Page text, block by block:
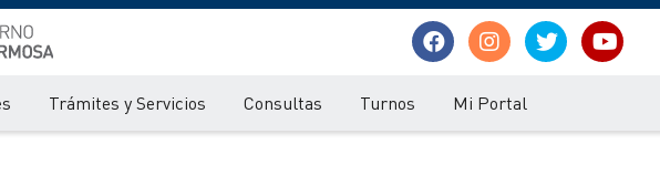
Trámites y Servicios Consultas Turnos Mi Portal